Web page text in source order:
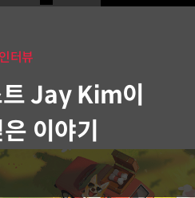
인터뷰
Jay Kim이
이야기